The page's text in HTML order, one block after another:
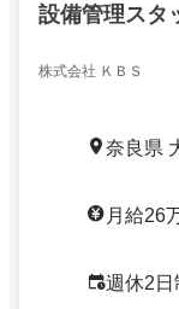
設備管理スタ
株式会社 ＫＢＳ
奈良県
月給26
週休2日